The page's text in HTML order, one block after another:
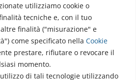
utilizziamo cookie o
tecniche e, con il tuo
finalità ("misurazione" e
come specificato nella Cookie
prestare, rifiutare o revocare il
momento.
di tali tecnologie utilizzando